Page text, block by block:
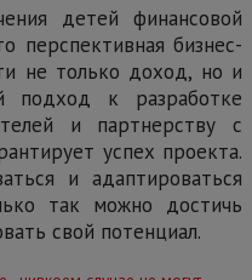
детей финансовой
перспективная бизнес-
не только доход, но и
подход к разработке
и партнерству с
успех проекта.
и адаптироваться
так можно достичь
свой потенциал.